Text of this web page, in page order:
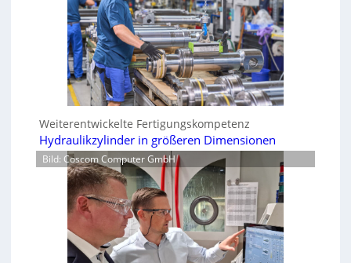
Weiterentwickelte Fertigungskompetenz
Hydraulikzylinder in größeren Dimensionen
Bild: Coscom Computer GmbH